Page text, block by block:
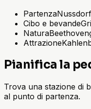
PartenzaNussdorf
Cibo e bevande
Natura
Attrazione
Pianifica la
Trova una stazione di
al punto di partenza.